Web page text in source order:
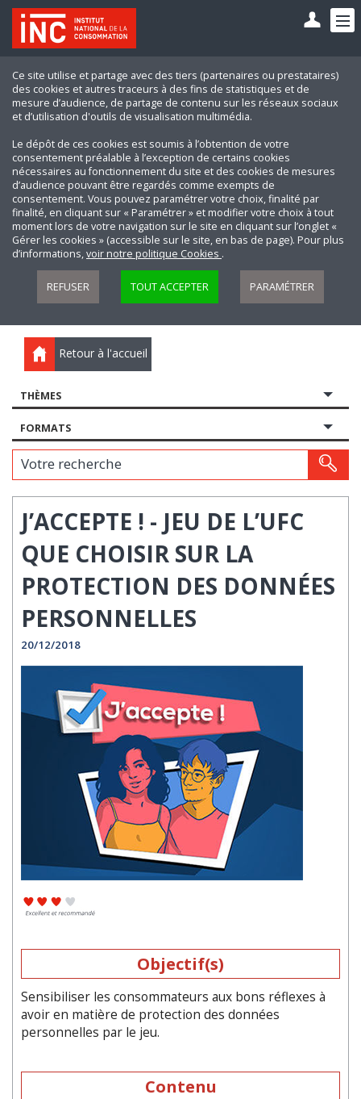
Ce site utilise et partage avec des tiers (partenaires ou prestataires)
des cookies et autres traceurs à des fins de statistiques et de
mesure d’audience, de partage de contenu sur les réseaux sociaux
et d’utilisation d'outils de visualisation multimédia.
Le dépôt de ces cookies est soumis à l’obtention de votre
consentement préalable à l’exception de certains cookies
nécessaires au fonctionnement du site et des cookies de mesures
d’audience pouvant être regardés comme exempts de
consentement. Vous pouvez paramétrer votre choix, finalité par
finalité, en cliquant sur « Paramétrer » et modifier votre choix à tout
moment lors de votre navigation sur le site en cliquant sur l’onglet «
Gérer les cookies » (accessible sur le site, en bas de page). Pour plus
d’informations,voir notre politique Cookies .
REFUSER TOUT ACCEPTER PARAMÉTRER
Retour à l'accueil
THÈMES
FORMATS
Votre recherche
J’ACCEPTE ! - JEU DE L’UFC
QUE CHOISIR SUR LA
PROTECTION DES DONNÉES
PERSONNELLES
20/12/2018
Objectif(s)
Sensibiliser les consommateurs aux bons réflexes à
avoir en matière de protection des données
personnelles par le jeu.
Contenu